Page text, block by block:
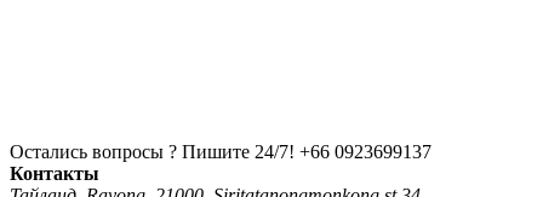
Остались вопросы ? Пишите 24/7! +66 0923699137
Контакты